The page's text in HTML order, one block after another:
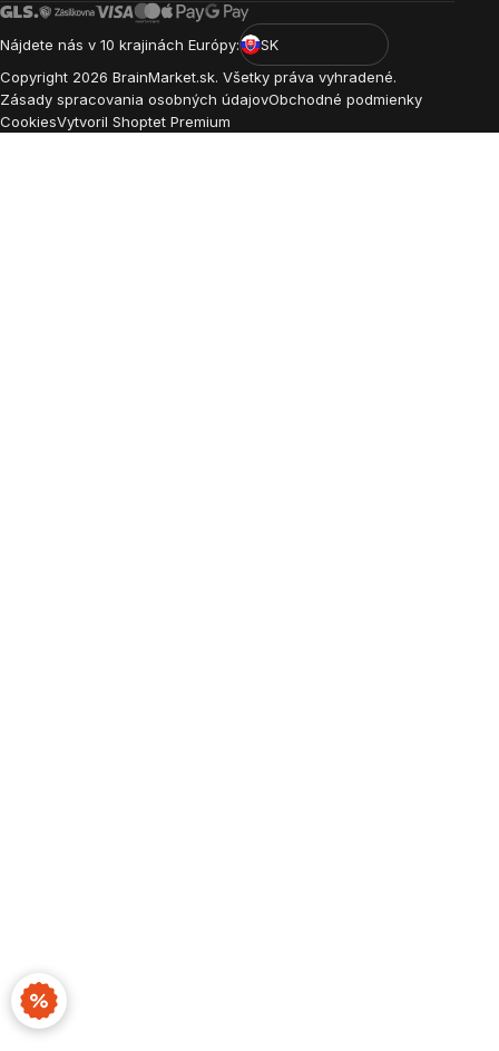
Nájdete nás v 10 krajinách Európy:
SK
Copyright 2026 BrainMarket.sk. Všetky práva vyhradené.
Zásady spracovania osobných údajovObchodné podmienky
CookiesVytvoril Shoptet Premium